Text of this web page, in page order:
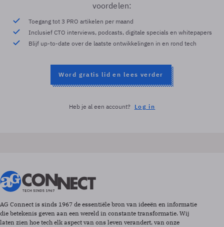
voordelen:
Toegang tot 3 PRO artikelen per maand
Inclusief CTO interviews, podcasts, digitale specials en whitepapers
Blijf up-to-date over de laatste ontwikkelingen in en rond tech
Word gratis lid en lees verder
Heb je al een account? Log in
AG Connect is sinds 1967 de essentiële bron van ideeën en informatie
die betekenis geven aan een wereld in constante transformatie. Wij
laten zien hoe tech elk aspect van ons leven verandert, van onze